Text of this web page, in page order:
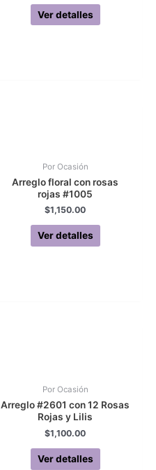
Ver detalles
Por Ocasión
Arreglo floral con rosas
rojas #1005
$1,150.00
Ver detalles
Por Ocasión
Arreglo #2601 con 12 Rosas
Rojas y Lilis
$1,100.00
Ver detalles